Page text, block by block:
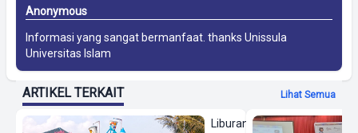
Anonymous
Informasi yang sangat bermanfaat. thanks Unissula
Universitas Islam
ARTIKEL TERKAIT Lihat Semua
Liburan